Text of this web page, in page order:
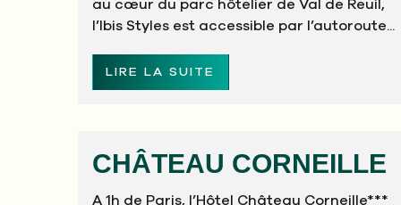
au cœur du parc hôtelier de Val de Reuil,
l’Ibis Styles est accessible par l’autoroute...
LIRE LA SUITE
CHÂTEAU CORNEILLE
A 1h de Paris, l’Hôtel Château Corneille***